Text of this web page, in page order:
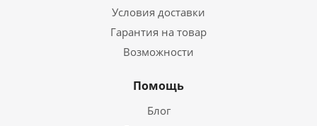
Условия доставки
Гарантия на товар
Возможности
Помощь
Блог